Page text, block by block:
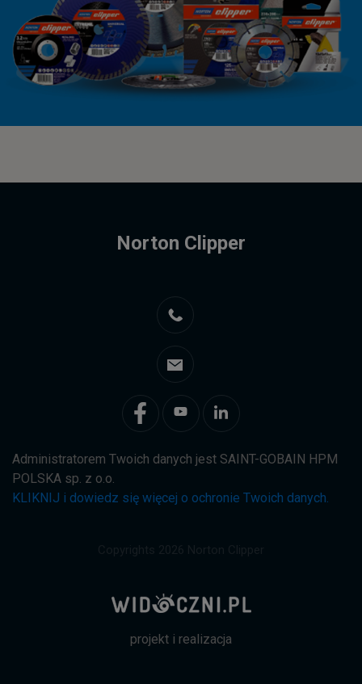
Norton Clipper
Administratorem Twoich danych jest SAINT-GOBAIN HPM
POLSKA sp. z o.o.
KLIKNIJ i dowiedz się więcej o ochronie Twoich danych.
projekt i realizacja